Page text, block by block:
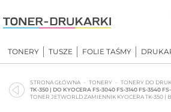
to
content
TONERY TUSZE FOLIE TAŚMY
STRONA GŁÓWNA TONERY
TONERY DO
TK-350 | DO KYOCERA FS-3040 FS-3140 FS-3540
TONER JETWORLD ZAMIENNIK KYOCERA TK-350 |